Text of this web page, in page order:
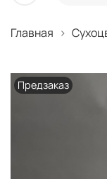
Главная
Предзаказ